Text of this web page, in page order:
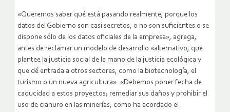
«Queremos saber qué está pasando realmente, porque los
datos del Gobierno son casi secretos, o no son suficientes o se
dispone sólo de los datos oficiales de la empresa», agrega,
antes de reclamar un modelo de desarrollo «alternativo, que
plantee la justicia social de la mano de la justicia ecológica y
que dé entrada a otros sectores, como la biotecnología, el
turismo o un nueva agricultura». «Debemos poner fecha de
caducidad a estos proyectos; remediar sus daños y prohibir el
uso de cianuro en las minerías, como ha acordado el